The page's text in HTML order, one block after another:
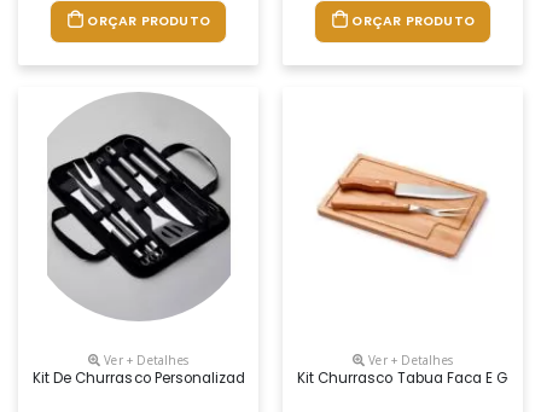
ORÇAR PRODUTO ORÇAR PRODUTO
Ver + Detalhes
Kit De Churrasco Personalizado
Ver + Detalhes
Kit Churrasco Tabua Faca E Garfo